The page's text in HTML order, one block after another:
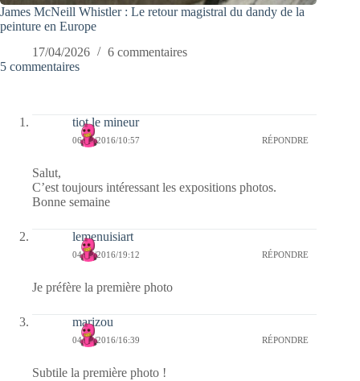
James McNeill Whistler : Le retour magistral du dandy de la
peinture en Europe
17/04/2026
6 commentaires
5 commentaires
tiot le mineur
06/11/2016/10:57 RÉPONDRE
Salut,
C’est toujours intéressant les expositions photos.
Bonne semaine
lemenuisiart
04/11/2016/19:12 RÉPONDRE
Je préfère la première photo
marizou
04/11/2016/16:39 RÉPONDRE
Subtile la première photo !